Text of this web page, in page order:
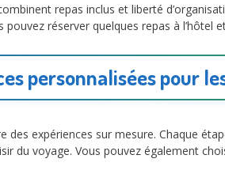
repas inclus et liberté
pouvez réserver quelques repas à
personnalisées pour
expériences sur mesure. Chaque
du voyage. Vous pouvez également